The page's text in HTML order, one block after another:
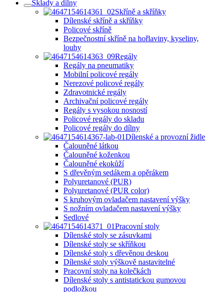
Sklady a dílny
Skříně a skříňky
Dílenské skříně a skříňky
Policové skříně
Bezpečnostní skříně na hořlaviny, kyseliny,
louhy
Regály
Regály na pneumatiky
Mobilní policové regály
Nerezové policové regály
Zdravotnické regály
Archivační policové regály
Regály s vysokou nosností
Policové regály do skladu
Policové regály do dílny
Dílenské a provozní židle
Čalouněné látkou
Čalouněné koženkou
Čalouněné ekokůží
S dřevěným sedákem a opěrákem
Polyuretanové (PUR)
Polyuretanové (PUR color)
S kruhovým ovladačem nastavení výšky
S nožním ovladačem nastavení výšky
Sedlové
Pracovní stoly
Dílenské stoly se zásuvkami
Dílenské stoly se skříňkou
Dílenské stoly s dřevěnou deskou
Dílenské stoly výškově nastavitelné
Pracovní stoly na kolečkách
Dílenské stoly s antistatickou gumovou
podložkou